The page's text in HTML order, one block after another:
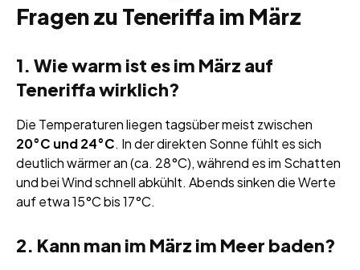
Fragen zu Teneriffa im März
1. Wie warm ist es im März auf
Teneriffa wirklich?
Die Temperaturen liegen tagsüber meist zwischen
20°C und 24°C. In der direkten Sonne fühlt es sich
deutlich wärmer an (ca. 28°C), während es im Schatten
und bei Wind schnell abkühlt. Abends sinken die Werte
auf etwa 15°C bis 17°C.
2. Kann man im März im Meer baden?